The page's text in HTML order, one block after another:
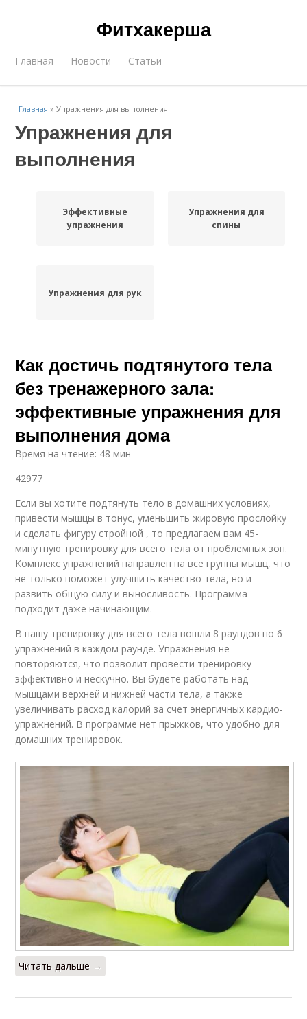
Фитхакерша
Главная Новости Статьи
Главная »Упражнения для выполнения
Упражнения для
выполнения
Эффективные
упражнения
Упражнения для
спины
Упражнения для рук
Как достичь подтянутого тела
без тренажерного зала:
эффективные упражнения для
выполнения дома
Время на чтение: 48 мин
42977
Если вы хотите подтянуть тело в домашних условиях,
привести мышцы в тонус, уменьшить жировую прослойку
и сделать фигуру стройной , то предлагаем вам 45-
минутную тренировку для всего тела от проблемных зон.
Комплекс упражнений направлен на все группы мышц, что
не только поможет улучшить качество тела, но и
развить общую силу и выносливость. Программа
подходит даже начинающим.
В нашу тренировку для всего тела вошли 8 раундов по 6
упражнений в каждом раунде. Упражнения не
повторяются, что позволит провести тренировку
эффективно и нескучно. Вы будете работать над
мышцами верхней и нижней части тела, а также
увеличивать расход калорий за счет энергичных кардио-
упражнений. В программе нет прыжков, что удобно для
домашних тренировок.
Читать дальше →